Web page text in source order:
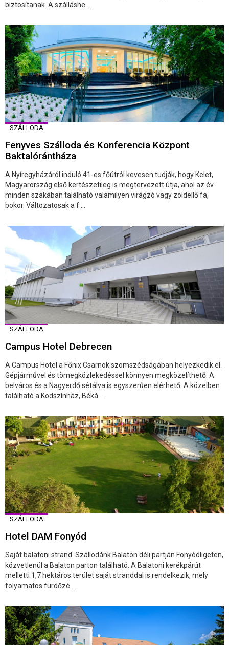
biztosítanak. A szálláshe ...
SZÁLLODA
Fenyves Szálloda és Konferencia Központ
Baktalórántháza
A Nyíregyházáról induló 41-es főútról kevesen tudják, hogy Kelet,
Magyarország első kertészetileg is megtervezett útja, ahol az év
minden szakában található valamilyen virágzó vagy zöldellő fa,
bokor. Változatosak a f ...
SZÁLLODA
Campus Hotel Debrecen
A Campus Hotel a Főnix Csarnok szomszédságában helyezkedik el.
Gépjárművel és tömegközlekedéssel könnyen megközelíthető. A
belváros és a Nagyerdő sétálva is egyszerűen elérhető. A közelben
található a Ködszínház, Béká ...
SZÁLLODA
Hotel DAM Fonyód
Saját balatoni strand. Szállodánk Balaton déli partján Fonyódligeten,
közvetlenül a Balaton parton található. A Balatoni kerékpárút
melletti 1,7 hektáros terület saját stranddal is rendelkezik, mely
folyamatos fürdőzé ...